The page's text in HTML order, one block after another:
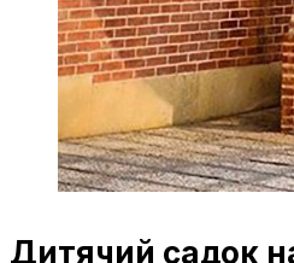
Дитячий садок